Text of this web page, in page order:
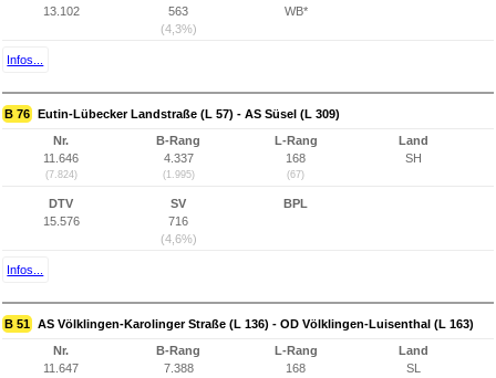
13.102
563
(4,3%)
WB*
Infos...
B 76 Eutin-Lübecker Landstraße (L 57) - AS Süsel (L 309)
Nr.
11.646
(7.824)
B-Rang
4.337
(1.995)
L-Rang
168
(67)
Land
SH
DTV
15.576
SV
716
(4,6%)
BPL
Infos...
B 51 AS Völklingen-Karolinger Straße (L 136) - OD Völklingen-Luisenthal (L 163)
Nr.
11.647
B-Rang
7.388
L-Rang
168
Land
SL